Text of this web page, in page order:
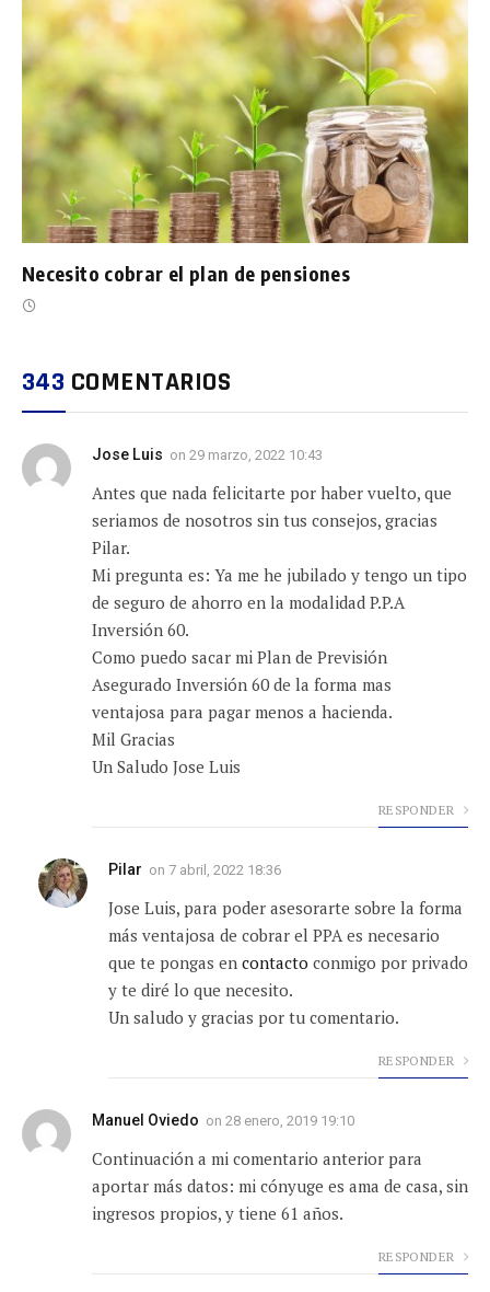
Necesito cobrar el plan de pensiones
343 COMENTARIOS
Jose Luis on 29 marzo, 2022 10:43
Antes que nada felicitarte por haber vuelto, que
seriamos de nosotros sin tus consejos, gracias
Pilar.
Mi pregunta es: Ya me he jubilado y tengo un tipo
de seguro de ahorro en la modalidad P.P.A
Inversión 60.
Como puedo sacar mi Plan de Previsión
Asegurado Inversión 60 de la forma mas
ventajosa para pagar menos a hacienda.
Mil Gracias
Un Saludo Jose Luis
RESPONDER
Pilar on 7 abril, 2022 18:36
Jose Luis, para poder asesorarte sobre la forma
más ventajosa de cobrar el PPA es necesario
que te pongas en contacto conmigo por privado
y te diré lo que necesito.
Un saludo y gracias por tu comentario.
RESPONDER
Manuel Oviedo on 28 enero, 2019 19:10
Continuación a mi comentario anterior para
aportar más datos: mi cónyuge es ama de casa, sin
ingresos propios, y tiene 61 años.
RESPONDER